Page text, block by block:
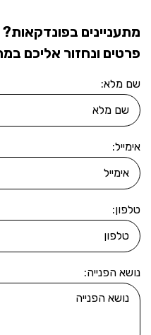
מתעניינים
פרטים ונחזור אליכם
שם מלא:
אימייל:
טלפון:
נושא הפנייה: